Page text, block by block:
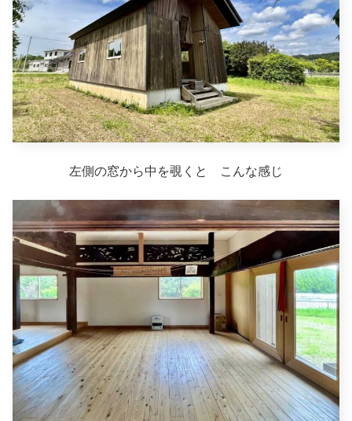
左側の窓から中を覗くと こんな感じ